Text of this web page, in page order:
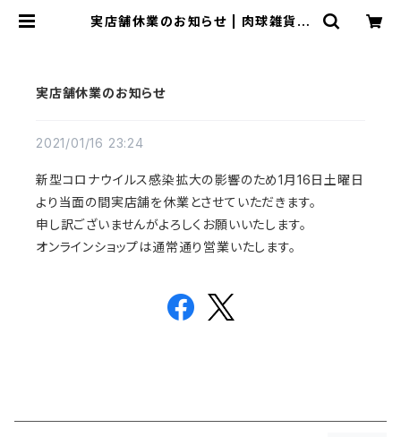
実店舗休業のお知らせ | 肉球雑貨ホ
実店舗休業のお知らせ
2021/01/16 23:24
新型コロナウイルス感染拡大の影響のため1月16日土曜日
より当面の間実店舗を休業とさせていただきます。
申し訳ございませんがよろしくお願いいたします。
オンラインショップは通常通り営業いたします。